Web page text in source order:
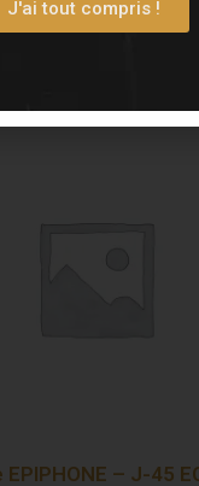
– J-45
J'ai tout compris !